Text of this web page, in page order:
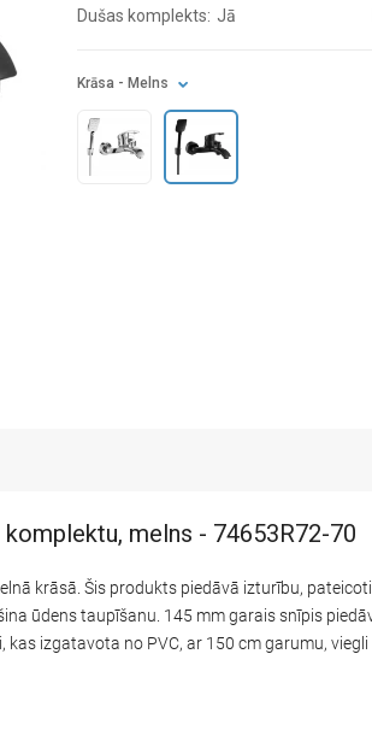
Dušas komplekts: Jā
Krāsa - Melns
melns - 74653R72-70
krāsā. Šis produkts piedāvā izturību,
ūdens taupīšanu. 145 mm garais snīpis
izgatavota no PVC, ar 150 cm garumu,